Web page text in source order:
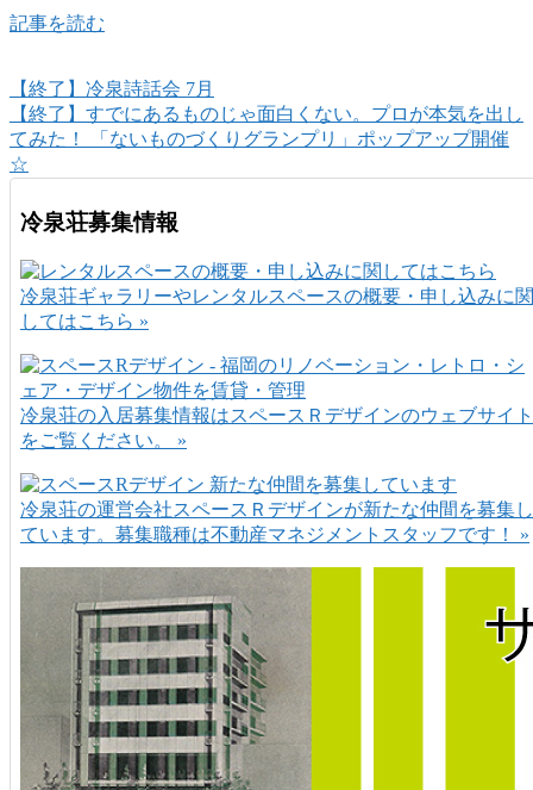
記事を読む
【終了】冷泉詩話会 7月
【終了】すでにあるものじゃ面白くない。プロが本気を出し
てみた！ 「ないものづくりグランプリ」ポップアップ開催
☆
冷泉荘募集情報
冷泉荘ギャラリーやレンタルスペースの概要・申し込みに関
してはこちら »
冷泉荘の入居募集情報はスペースＲデザインのウェブサイト
をご覧ください。 »
冷泉荘の運営会社スペースＲデザインが新たな仲間を募集し
ています。募集職種は不動産マネジメントスタッフです！ »